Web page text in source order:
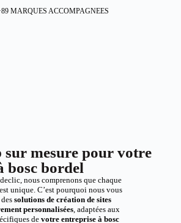
MARQUES ACCOMPAGNEES
sur mesure pour votre
bosc bordel
nous comprenons que chaque
unique. C’est pourquoi nous vous
solutions de création de sites
personnalisées, adaptées aux
devotre entreprise à bosc